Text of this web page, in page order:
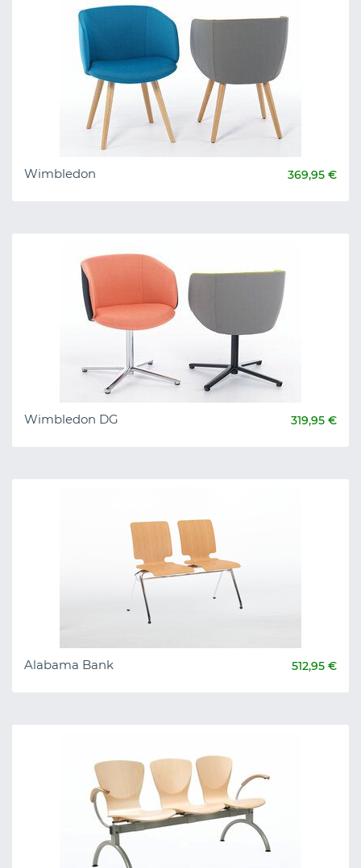
Wimbledon 369,95 €
Wimbledon DG 319,95 €
Alabama Bank 512,95 €